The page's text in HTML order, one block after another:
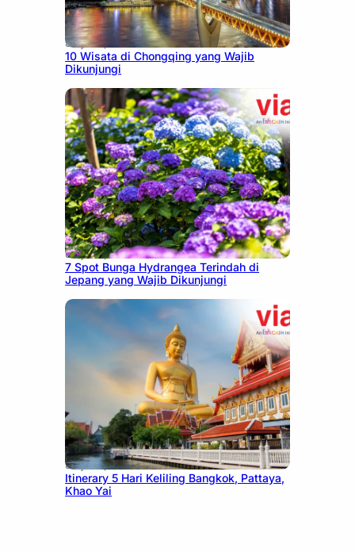
July 30, 2026
10 Wisata di Chongqing yang Wajib
Dikunjungi
July 23, 2026
7 Spot Bunga Hydrangea Terindah di
Jepang yang Wajib Dikunjungi
July 20, 2026
Itinerary 5 Hari Keliling Bangkok, Pattaya,
Khao Yai